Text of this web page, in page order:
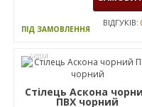
ВІДГУКІВ:
Стілець Rumba хром
Софт Nappa-08